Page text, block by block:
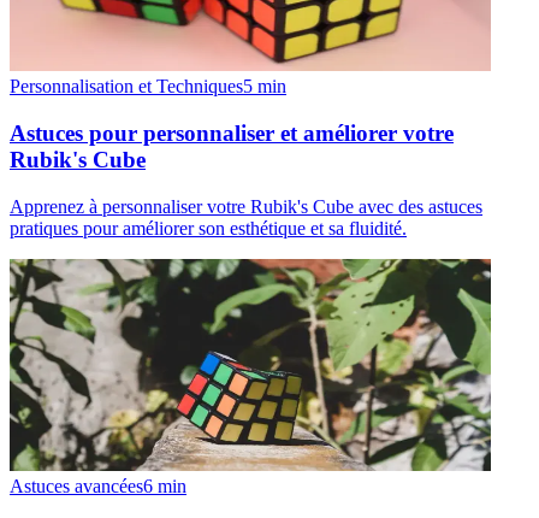
Personnalisation et Techniques5 min
Astuces pour personnaliser et améliorer votre
Rubik's Cube
Apprenez à personnaliser votre Rubik's Cube avec des astuces
pratiques pour améliorer son esthétique et sa fluidité.
Astuces avancées6 min